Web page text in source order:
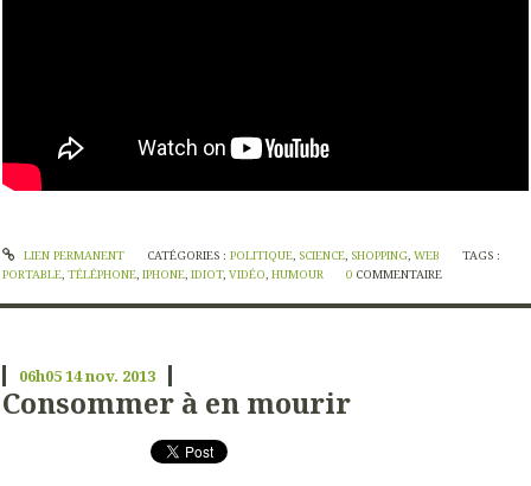
LIEN PERMANENT CATÉGORIES : POLITIQUE, SCIENCE, SHOPPING, WEB
TAGS :
PORTABLE, TÉLÉPHONE, IPHONE, IDIOT, VIDÉO, HUMOUR 0 COMMENTAIRE
06h0514nov. 2013
Consommer à en mourir